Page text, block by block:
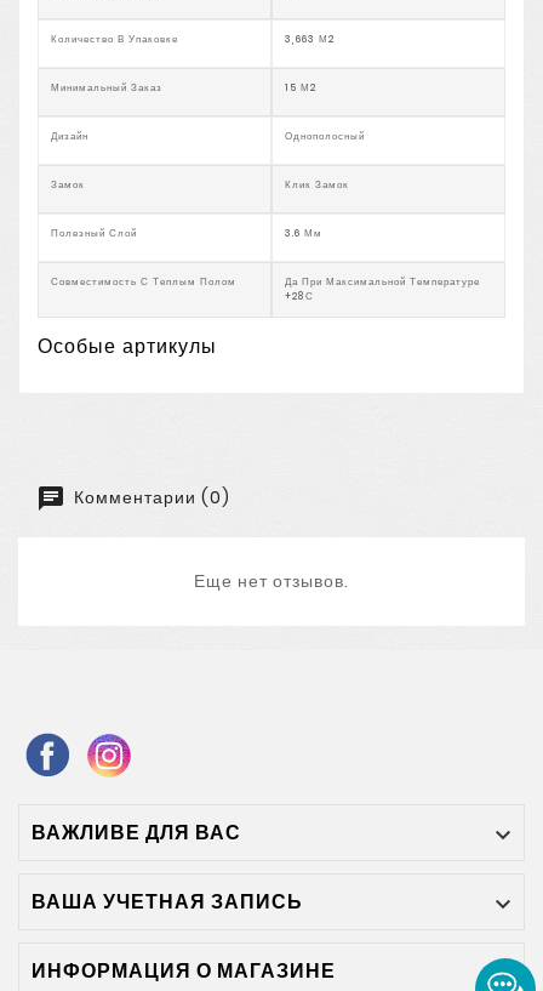
Количество В Упаковке 3,663 М2
Минимальный Заказ 15 М2
Дизайн Однополосный
Замок Клик Замок
Полезный Слой 3.6 Мм
Совместимость С Теплым Полом
Да При Максимальной Температуре
+28С
Особые артикулы
Комментарии (0)
Еще нет отзывов.
ВАЖЛИВЕ ДЛЯ ВАС 
ВАША УЧЕТНАЯ ЗАПИСЬ 
ИНФОРМАЦИЯ О МАГАЗИНЕ 